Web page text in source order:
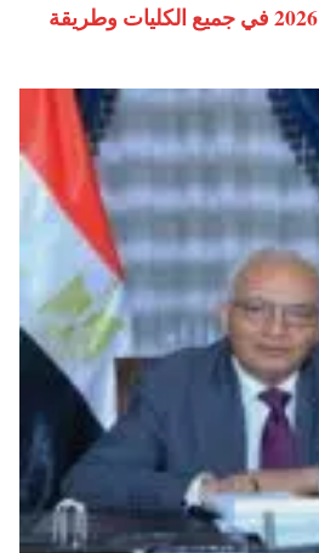
نتيجة اختبارات القدرات 2026 في جميع الكليات وطريقة